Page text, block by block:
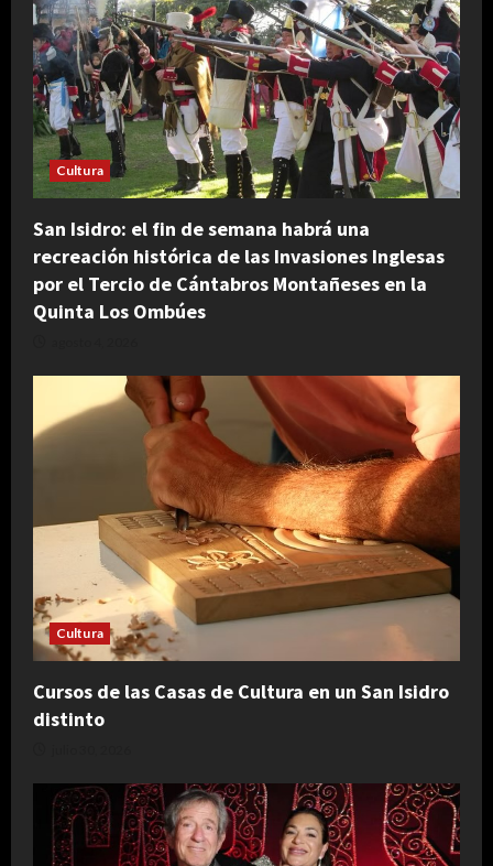
Cultura
San Isidro: el fin de semana habrá una
recreación histórica de las Invasiones Inglesas
por el Tercio de Cántabros Montañeses en la
Quinta Los Ombúes
Cultura
Cursos de las Casas de Cultura en un San Isidro
distinto